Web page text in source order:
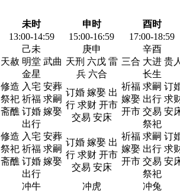
未时 申时 酉时
13:00-14:59 15:00-16:59 17:00-18:59
己未 庚申 辛酉
天赦 明堂 武曲
金星
天刑 六戊 雷
兵 六合
三合 大进 贵人
长生
修造 入宅 安葬
祭祀 祈福 求嗣
斋醮 订婚 嫁娶
出行
订婚 嫁娶 出
行 求财 开市
交易 安床
祈福 求嗣 订
嫁娶 出行 求
开市 交易 安
祭祀
修造 入宅 安葬
祭祀 祈福 求嗣
斋醮 订婚 嫁娶
出行
订婚 嫁娶 出
行 求财 开市
交易 安床
祈福 求嗣 订
嫁娶 出行 求
开市 交易 安
祭祀
冲牛 冲虎 冲兔